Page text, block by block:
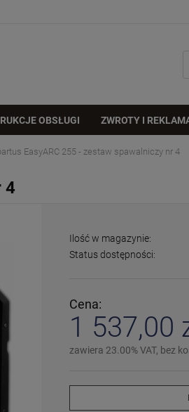
OBSŁUGI ZWROTY I
EasyARC 255 - zestaw spawalniczy nr 4
4
Ilość w magazynie:
Status dostępności:
Cena:
1 537,00
zawiera 23.00% VAT, bez